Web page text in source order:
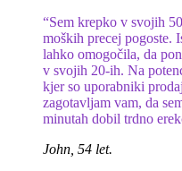
“Sem krepko v svojih
moških precej pogoste.
lahko omogočila, da
v svojih 20-ih. Na
kjer so uporabniki
zagotavljam vam, da
minutah dobil trdno
John, 54 let.